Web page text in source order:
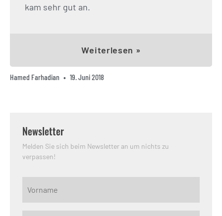
kam sehr gut an.
Weiterlesen »
Hamed Farhadian 19. Juni 2018
Newsletter
Melden Sie sich beim Newsletter an um nichts zu
verpassen!